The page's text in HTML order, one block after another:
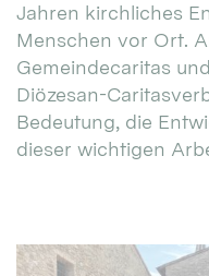
Jahren kirchliches
Menschen vor Ort.
Gemeindecaritas
Diözesan-
Bedeutung, die
dieser wichtigen